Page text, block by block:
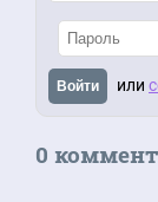
Войти или
0